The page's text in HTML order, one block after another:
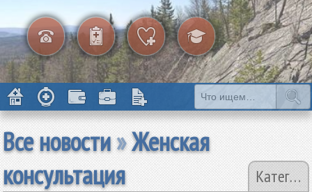
Все новости»Женская
консультация
Категории